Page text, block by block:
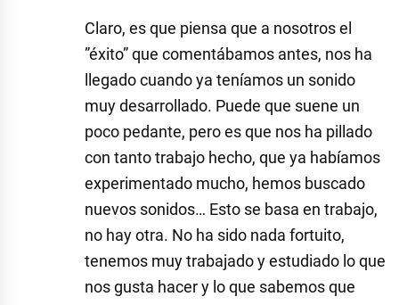
Claro, es que piensa que a nosotros el
”éxito” que comentábamos antes, nos ha
llegado cuando ya teníamos un sonido
muy desarrollado. Puede que suene un
poco pedante, pero es que nos ha pillado
con tanto trabajo hecho, que ya habíamos
experimentado mucho, hemos buscado
nuevos sonidos… Esto se basa en trabajo,
no hay otra. No ha sido nada fortuito,
tenemos muy trabajado y estudiado lo que
nos gusta hacer y lo que sabemos que